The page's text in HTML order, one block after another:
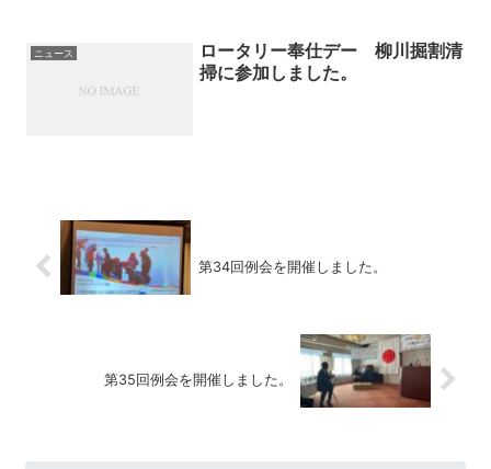
ニュース
ロータリー奉仕デー 柳川掘割清
掃に参加しました。
第34回例会を開催しました。
第35回例会を開催しました。